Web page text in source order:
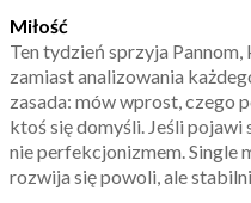
Miłość
Ten tydzień sprzyja
zamiast analizowania
zasada: mów wprost, czego
ktoś się domyśli. Jeśli pojawi
nie perfekcjonizmem. Single
rozwija się powoli, ale